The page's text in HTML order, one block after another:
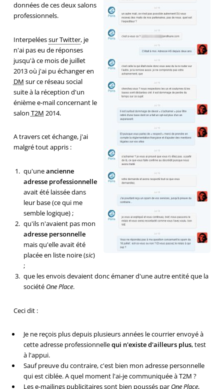
données de ces deux salons
professionnels.
Interpeléessur Twitter, je
n'ai pas eu de réponses
jusqu'à ce mois de juillet
2013 où j'ai pu échanger en
DM sur ce réseau social
suite à la réception d'un
énième e-mail concernant le
salon T2M 2014.
A travers cet échange, j'ai
malgré tout appris :
qu'uneancienne
adresse professionnelle
avait été laissée dans
leur base (ce qui me
semble logique) ;
qu'ils n'avaient pas mon
adresse personnelle
mais qu'elle avait été
placée en liste noire (sic)
;
que les envois devaient donc émaner d'une autre entité que la
société One Place.
Ceci dit :
Je ne reçois plus depuis plusieurs années le courrier envoyé à
cette adresse professionnellequi n'existe d'ailleurs plus, test
à l'appui.
Sauf preuve du contraire, c'est bien mon adresse personnelle
qui est ciblée. A quel moment l'ai-je communiquée à T2M ?
Les e-mailings publicitaires sont bien poussés par One Place,